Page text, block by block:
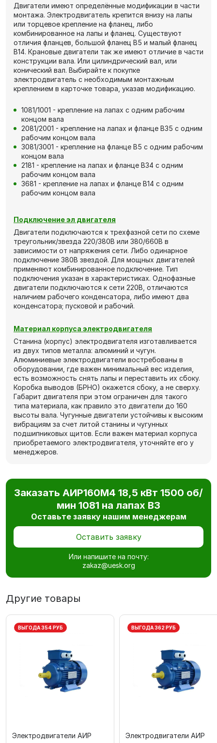
Двигатели имеют определённые модификации в части
монтажа. Электродвигатель крепится внизу на лапы
или торцевое крепление на фланец, либо
комбинированное на лапы и фланец. Существуют
отличия фланцев, большой фланец В5 и малый фланец
В14. Крановые двигатели так же имеют отличие в части
конструкции вала. Или цилиндрический вал, или
конический вал. Выбирайте к покупке
электродвигатель с необходимым монтажным
креплением в карточке товара, указав модификацию.
1081/1001 - крепление на лапах с одним рабочим
концом вала
2081/2001 - крепление на лапах и фланце В35 с одним
рабочим концом вала
3081/3001 - крепление на фланце В5 с одним рабочим
концом вала
2181 - крепление на лапах и фланце В34 с одним
рабочим концом вала
3681 - крепление на лапах и фланце В14 с одним
рабочим концом вала
Подключение эл двигателя
Двигатели подключаются к трехфазной сети по схеме
треугольник/звезда 220/380В или 380/660В в
зависимости от напряжения сети. Либо одинарное
подключение 380В звездой. Для мощных двигателей
применяют комбинированное подключение. Тип
подключения указан в характеристиках. Однофазные
двигатели подключаются к сети 220В, отличаются
наличием рабочего конденсатора, либо имеют два
конденсатора; пусковой и рабочий.
Материал корпуса электродвигателя
Станина (корпус) электродвигателя изготавливается
из двух типов металла: алюминий и чугун.
Алюминиевые электродвигатели востребованы в
оборудовании, где важен минимальный вес изделия,
есть возможность снять лапы и переставить их сбоку.
Коробка выводов (БРНО) окажется сбоку, а не сверху.
Габарит двигателя при этом ограничен для такого
типа материала, как правило это двигатели до 160
высоты вала. Чугунные двигатели устойчивы к высоким
вибрациям за счет литой станины и чугунных
подшипниковых щитов. Если важен материал корпуса
приобретаемого электродвигателя, уточняйте его у
менеджеров.
Заказать АИР160М4 18,5 кВт 1500 об/
мин 1081 на лапах В3
Оставьте заявку нашим менеджерам
Оставить заявку
Или напишите на почту:
zakaz@uesk.org
Другие товары
ВЫГОДА 354 РУБ
Электродвигатели АИР
ВЫГОДА 362 РУБ
Электродвигатели АИР